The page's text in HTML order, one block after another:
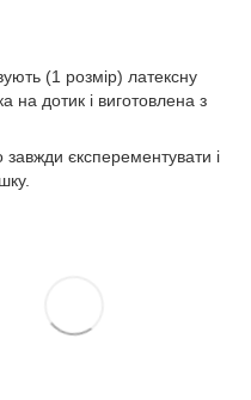
(1 розмір) латексну
на дотик і виготовлена з
завжди єксперементувати і